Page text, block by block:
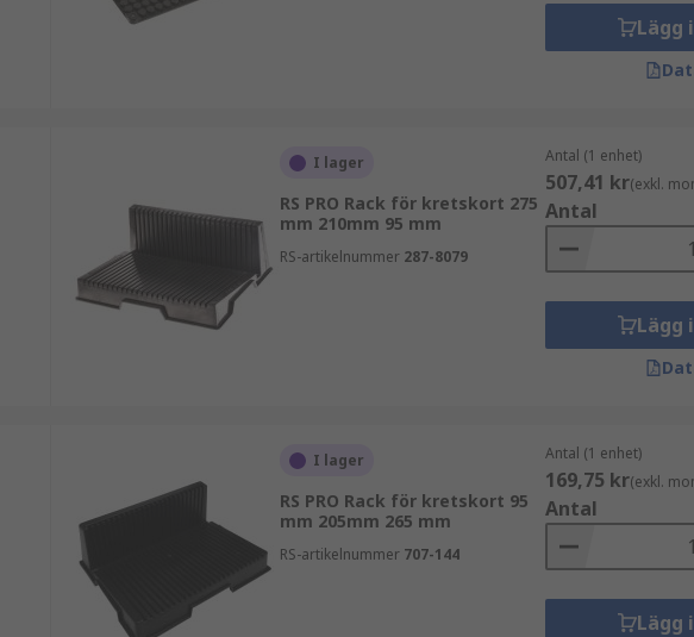
20 PCB för transport och förvaring vid manuella arbetsstationer. Dessa
ger PCB stöd på två sidor, vilket förhindrar att korten rör sig under
Lägg
I lager
RS PRO Rack för kretskort 275
mm 210mm 95 mm
RS-artikelnummer 287-8079
Antal (1 enhet)
507,41 kr(exkl.
Antal
Lägg
I lager
RS PRO Rack för kretskort 95
mm 205mm 265 mm
RS-artikelnummer 707-144
Antal (1 enhet)
169,75 kr(exkl.
Antal
Lägg